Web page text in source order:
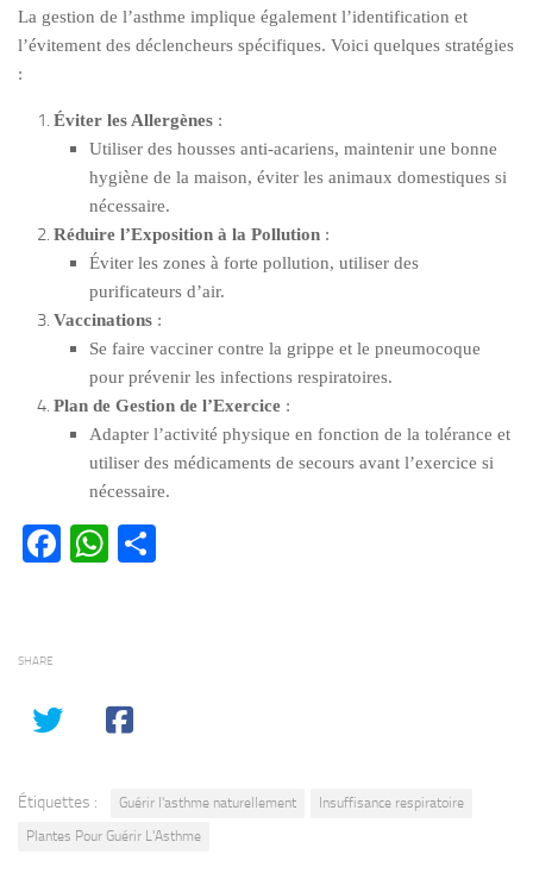
La gestion de l’asthme implique également l’identification et
l’évitement des déclencheurs spécifiques. Voici quelques stratégies
:
Éviter les Allergènes :
Utiliser des housses anti-acariens, maintenir une bonne
hygiène de la maison, éviter les animaux domestiques si
nécessaire.
Réduire l’Exposition à la Pollution :
Éviter les zones à forte pollution, utiliser des
purificateurs d’air.
Vaccinations :
Se faire vacciner contre la grippe et le pneumocoque
pour prévenir les infections respiratoires.
Plan de Gestion de l’Exercice :
Adapter l’activité physique en fonction de la tolérance et
utiliser des médicaments de secours avant l’exercice si
nécessaire.
Facebook
WhatsApp
SHARE
Étiquettes : Guérir l'asthme naturellement
Insuffisance respiratoire
Plantes Pour Guérir L'Asthme